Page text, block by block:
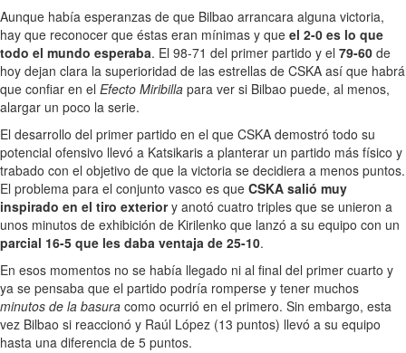
Aunque había esperanzas de que Bilbao arrancara alguna victoria,
hay que reconocer que éstas eran mínimas y que el 2-0 es lo que
todo el mundo esperaba. El 98-71 del primer partido y el 79-60 de
hoy dejan clara la superioridad de las estrellas de CSKA así que habrá
que confiar en el Efecto Miribilla para ver si Bilbao puede, al menos,
alargar un poco la serie.
El desarrollo del primer partido en el que CSKA demostró todo su
potencial ofensivo llevó a Katsikaris a planterar un partido más físico y
trabado con el objetivo de que la victoria se decidiera a menos puntos.
El problema para el conjunto vasco es que CSKA salió muy
inspirado en el tiro exteriory anotó cuatro triples que se unieron a
unos minutos de exhibición de Kirilenko que lanzó a su equipo con un
parcial 16-5 que les daba ventaja de 25-10.
En esos momentos no se había llegado ni al final del primer cuarto y
ya se pensaba que el partido podría romperse y tener muchos
minutos de la basura como ocurrió en el primero. Sin embargo, esta
vez Bilbao si reaccionó y Raúl López (13 puntos) llevó a su equipo
hasta una diferencia de 5 puntos.